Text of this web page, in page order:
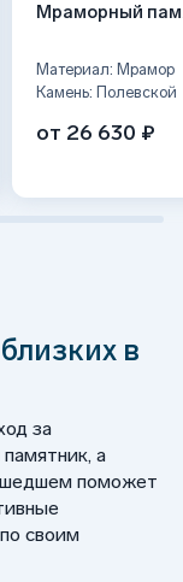
Мраморный
Материал: Мрамор
Камень: Полевской
от 26 630 ₽
в
за
а
поможет
своим